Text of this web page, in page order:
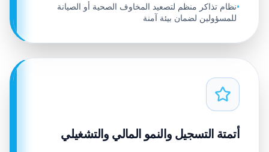
•نظام تذاكر منظم لتصعيد المخاوف الصحية أو الصيانة
للمسؤولين لضمان بيئة آمنة
أتمتة التسجيل والنمو المالي والتشغيلي